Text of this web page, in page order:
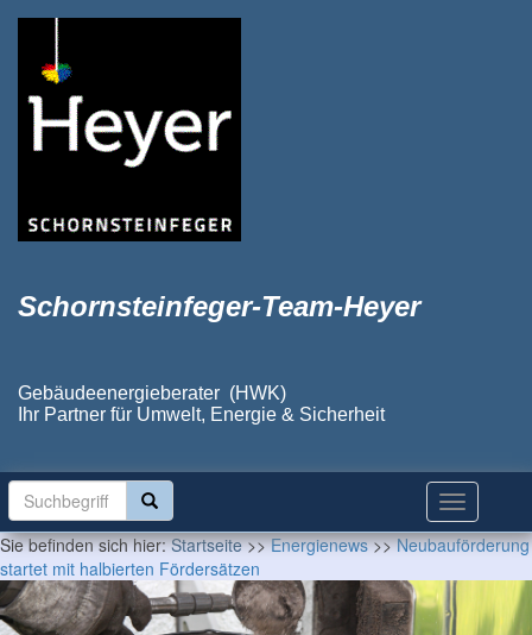
Schornsteinfeger-Team-Heyer
Gebäudeenergieberater (HWK)
Ihr Partner für Umwelt, Energie & Sicherheit
Sie befinden sich hier:Startseite>>Energienews>>Neubauförderung
startet mit halbierten Fördersätzen